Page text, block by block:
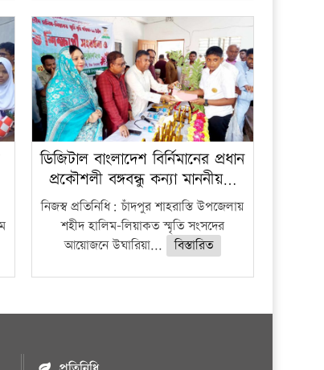
ডিজিটাল বাংলাদেশ বির্নিমানের প্রধান
প্রকৌশলী বঙ্গবন্ধু কন্যা মাননীয়…
নিজস্ব প্রতিনিধি: চাঁদপুর শাহরাস্তি উপজেলায়
শহীদ হালিম-লিয়াকত স্মৃতি সংসদের
আয়োজনে উঘারিয়া...
বিস্তারিত